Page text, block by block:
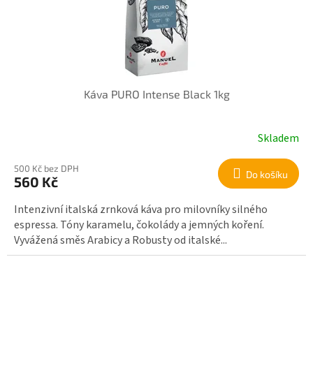
Káva PURO Intense Black 1kg
Skladem
500 Kč bez DPH
560 Kč Do košíku
Intenzivní italská zrnková káva pro milovníky silného
espressa. Tóny karamelu, čokolády a jemných koření.
Vyvážená směs Arabicy a Robusty od italské...